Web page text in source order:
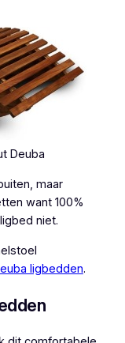
Deuba
maar
want 100%
niet.
ligbedden.